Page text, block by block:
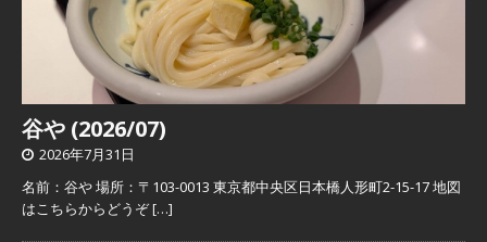
谷や (2026/07)
2026年7月31日
名前：谷や 場所：〒103-0013 東京都中央区日本橋人形町2-15-17 地図
はこちらからどうぞ[…]